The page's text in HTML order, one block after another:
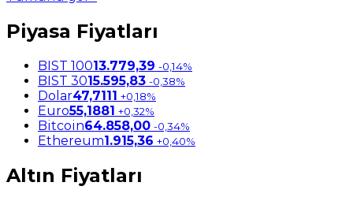
Piyasa Fiyatları
BIST 10013.779,39 -0,14%
BIST 3015.595,83 -0,38%
Dolar47,7111 +0,18%
Euro55,1881 +0,32%
Bitcoin64.858,00 -0,34%
Ethereum1.915,36 +0,40%
Altın Fiyatları